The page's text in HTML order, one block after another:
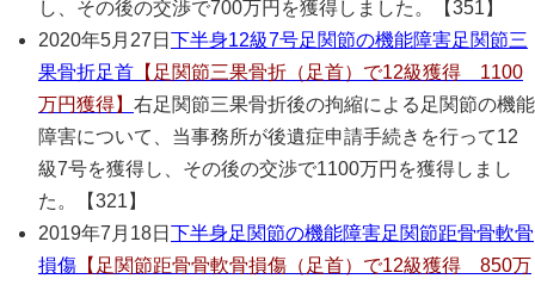
し、その後の交渉で700万円を獲得しました。【351】
2020年5月27日 下半身12級7号足関節の機能障害足関節三
果骨折足首 【足関節三果骨折（足首）で12級獲得 1100
万円獲得】 右足関節三果骨折後の拘縮による足関節の機能
障害について、当事務所が後遺症申請手続きを行って12
級7号を獲得し、その後の交渉で1100万円を獲得しまし
た。【321】
2019年7月18日 下半身足関節の機能障害足関節距骨骨軟骨
損傷 【足関節距骨骨軟骨損傷（足首）で12級獲得 850万